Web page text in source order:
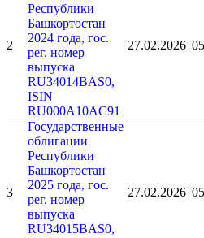
2
Республики
Башкортостан
2024 года, гос.
рег. номер
выпуска
RU34014BAS0,
ISIN
RU000A10AC91
27.02.2026
3
Государственные
облигации
Республики
Башкортостан
2025 года, гос.
рег. номер
выпуска
RU34015BAS0,
27.02.2026